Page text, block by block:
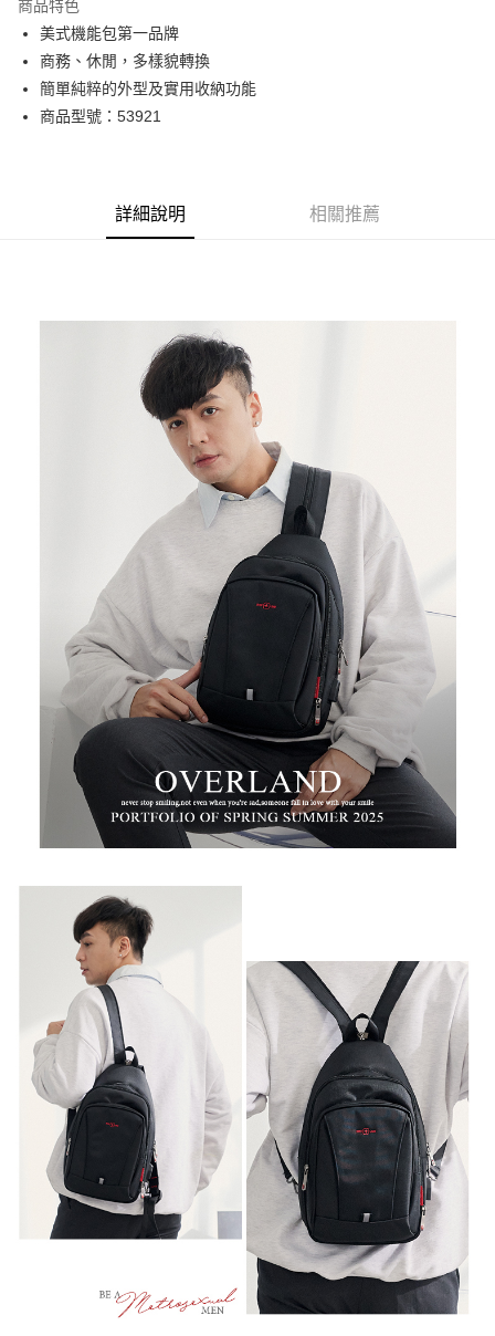
Apple Pay
街口支付
悠遊付
便利好安心！
１．簡單：不需註冊會員、不需綁卡、不需儲值。
２．便利：只要手機號碼，簡訊認證，即可結帳。
３．安心：先確認商品／服務後，再付款。
【「AFTEE先享後付」結帳流程】
１．於結帳方式選擇「AFTEE先享後付」後，將跳轉至「AFTEE先享後付」
結帳頁面，進行簡訊認證並確認金額後，即可完成結帳。
２．訂單成立數日內，您將收到繳費通知簡訊。
３．收到繳費通知簡訊後14天內，點擊此簡訊中的連結，可透過四大超商／
ATM／網路銀行／等多元方式進行付款，方視為交易完成。
※ 請注意：結帳手續完成當下不需立刻繳費，但若您需要取消訂單，請聯絡
購買商品的店家。未經商家同意取消之訂單仍視為有效，需透過AFTEE先享
後付繳納相關費用。
※ 交易是否成功請以「AFTEE先享後付 」之結帳頁面顯示為準，若有關於
是否繳費成功／繳費後需取消欲退款等相關疑問，請聯繫「AFTEE先享後付
客戶支援中心」
https://netprotections.freshdesk.com/support/home
【注意事項】
１．透過由恩沛科技股份有限公司提供之「AFTEE先享後付」服務完成之交
易，需依本服務之必要範圍內提供個人資料，並將交易相關給付款項請求債
權轉讓予恩沛科技股份有限公司。
２．關於個人資料處理事宜，請瀏覽以下網址：
https://aftee.tw/terms/#terms3
３．未成年的使用者請事先徵得法定代理人或監護人之同意方可使用
「AFTEE先享後付」，若未經同意申辦者引起之損失，本公司不負相關責
請求用戶進行身份認證。
５．嚴禁一人註冊多個帳號或使用他人資訊註冊。若發現惡意使用之情形，
恩沛科技股份有限公司將有權停止該用戶之使用額度並採取法律行動。
每筆NT$100，滿NT$699(含以上)免運費
每筆NT$100，滿NT$699(含以上)免運費
萊爾富取貨付款
每筆NT$80
付款後萊爾富取貨
每筆NT$80
7-11取貨付款
每筆NT$100，滿NT$699(含以上)免運費
付款後7-11取貨
每筆NT$100，滿NT$699(含以上)免運費
每筆NT$100，滿NT$999(含以上)免運費
中華郵政
每筆NT$100，滿NT$999(含以上)免運費
新竹物流/黑貓
每筆NT$250，滿NT$2,000(含以上)免運費
商品特色
美式機能包第一品牌
商務、休閒，多樣貌轉換
簡單純粹的外型及實用收納功能
商品型號：53921
詳細說明 相關推薦